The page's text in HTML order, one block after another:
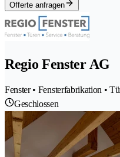
Offerte anfragen
Regio Fenster AG
Fenster • Fensterfabrikation •
Geschlossen